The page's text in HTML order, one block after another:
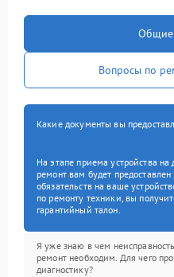
Общие
Вопросы по
Какие документы вы
На этапе приема устройства
ремонт вам будет
обязательств на ваше
по ремонту техники, вы
гарантийный талон.
Я уже знаю в чем
ремонт необходим. Для чего
диагностику?